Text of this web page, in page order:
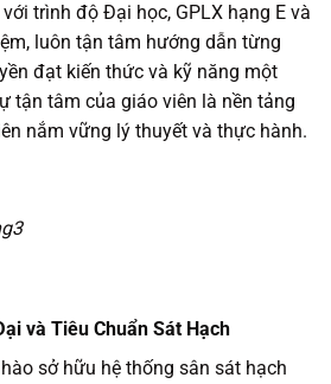
trình độ Đại học, GPLX hạng E và
luôn tận tâm hướng dẫn từng
đạt kiến thức và kỹ năng một
tận tâm của giáo viên là nền tảng
nắm vững lý thuyết và thực hành.
và Tiêu Chuẩn Sát Hạch
sở hữu hệ thống sân sát hạch